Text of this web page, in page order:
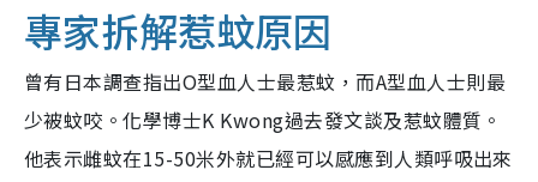
專家拆解惹蚊原因
曾有日本調查指出O型血人士最惹蚊，而A型血人士則最
少被蚊咬。化學博士K Kwong過去發文談及惹蚊體質。
他表示雌蚊在15-50米外就已經可以感應到人類呼吸出來